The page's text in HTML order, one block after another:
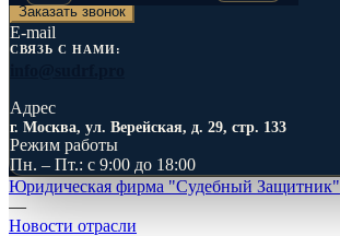
Заказать звонок
E-mail
СВЯЗЬ С НАМИ:
Адрес
г. Москва, ул. Верейская, д. 29, стр. 133
Режим работы
Пн. – Пт.: с 9:00 до 18:00
Юридическая фирма "Судебный Защитник"
—
Новости отрасли